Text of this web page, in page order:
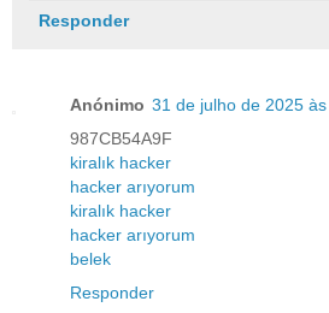
Responder
Anónimo 31 de julho de 2025
987CB54A9F
kiralık hacker
hacker arıyorum
kiralık hacker
hacker arıyorum
belek
Responder